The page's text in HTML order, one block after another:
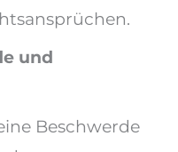
und
Beschwerde